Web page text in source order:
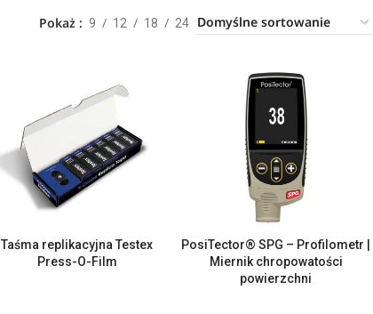
Pokaż 9 12 18 24
Taśma replikacyjna Testex
Press-O-Film
PosiTector® SPG – Profilometr |
Miernik chropowatości
powierzchni